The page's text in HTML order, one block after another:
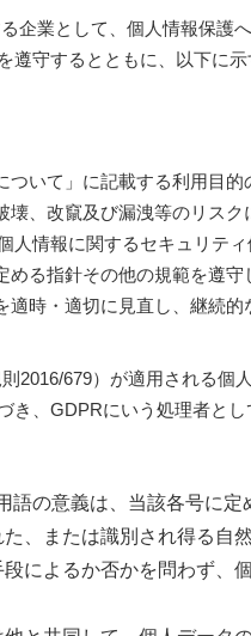
企業として、個人情報保護
遵守するとともに、以下に
いて」に記載する利用目
壊、改竄及び漏洩等のリス
人情報に関するセキュリティ
る指針その他の規範を遵守
時・適切に見直し、継続的
2016/679）が適用される
き、GDPRにいう処理者と
の意義は、当該各号に定
、または識別され得る自
によるか否かを問わず